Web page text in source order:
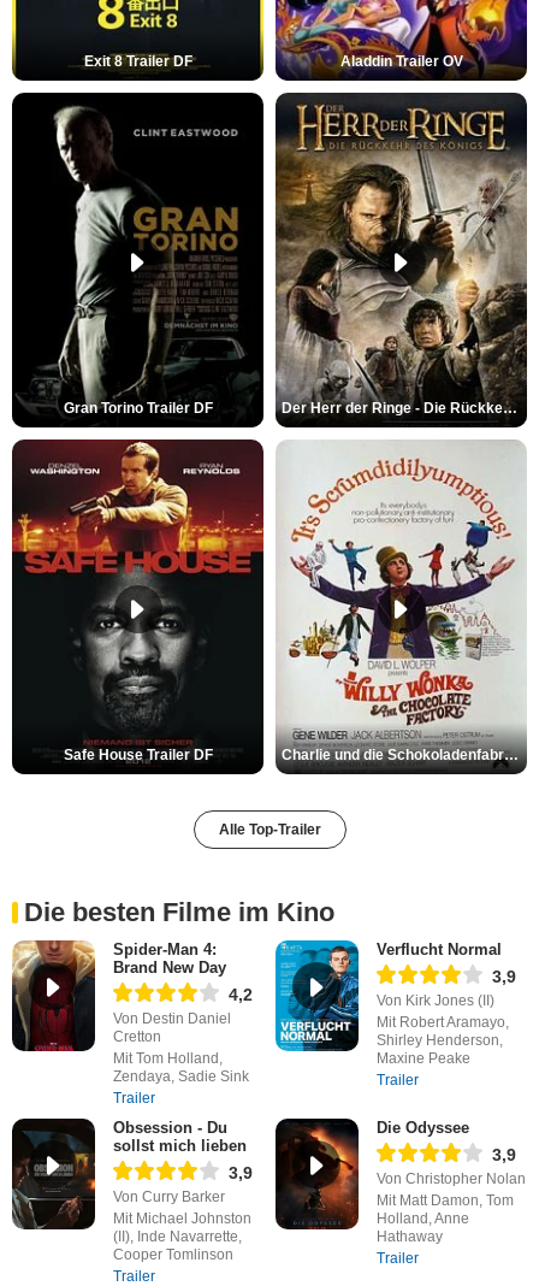
Exit 8 Trailer DF Aladdin Trailer OV
Gran Torino Trailer DF Der Herr der Ringe - Die Rückkehr des Königs Trailer OV
Safe House Trailer DF Charlie und die Schokoladenfabrik Trailer OV
Alle Top-Trailer
Die besten Filme im Kino
Spider-Man 4:
Brand New Day
4,2
Von Destin Daniel
Cretton
Mit Tom Holland,
Zendaya, Sadie Sink
Trailer
Verflucht Normal
3,9
Von Kirk Jones (II)
Mit Robert Aramayo,
Shirley Henderson,
Maxine Peake
Trailer
Obsession - Du
sollst mich lieben
3,9
Von Curry Barker
Mit Michael Johnston
(II), Inde Navarrette,
Cooper Tomlinson
Trailer
Die Odyssee
3,9
Von Christopher Nolan
Mit Matt Damon, Tom
Holland, Anne
Hathaway
Trailer